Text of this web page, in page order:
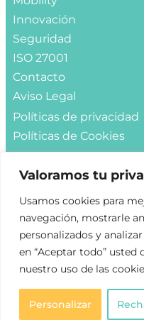
Valoramos tu
Usamos cookies para
navegación, mostrarle
personalizados y
en “Aceptar todo” usted
nuestro uso de las
Personalizar
Innovación
Seguridad
ISO 27001
Contacto
Aviso Legal
Políticas de privacidad
Políticas de Cookies
Contacto
Solicitar demo
Copyright 2022 HMM